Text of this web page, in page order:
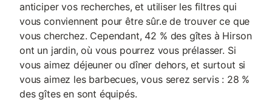
anticiper vos recherches, et utiliser les filtres qui
vous conviennent pour être sûr.e de trouver ce que
vous cherchez. Cependant, 42 % des gîtes à Hirson
ont un jardin, où vous pourrez vous prélasser. Si
vous aimez déjeuner ou dîner dehors, et surtout si
vous aimez les barbecues, vous serez servis : 28 %
des gîtes en sont équipés.